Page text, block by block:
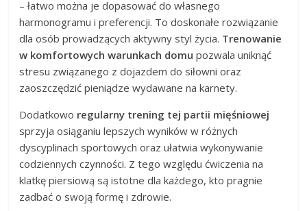
– łatwo można je dopasować do własnego
harmonogramu i preferencji. To doskonałe rozwiązanie
dla osób prowadzących aktywny styl życia. Trenowanie
w komfortowych warunkach domu pozwala uniknąć
stresu związanego z dojazdem do siłowni oraz
zaoszczędzić pieniądze wydawane na karnety.
Dodatkowo regularny trening tej partii mięśniowej
sprzyja osiąganiu lepszych wyników w różnych
dyscyplinach sportowych oraz ułatwia wykonywanie
codziennych czynności. Z tego względu ćwiczenia na
klatkę piersiową są istotne dla każdego, kto pragnie
zadbać o swoją formę i zdrowie.